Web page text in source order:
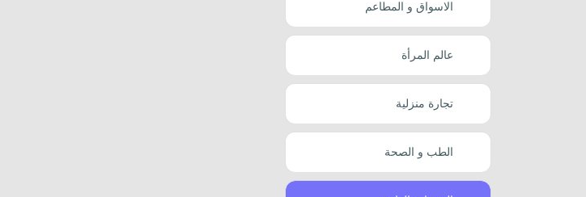
الاسواق و المطاعم
عالم المرأة
تجارة منزلية
الطب و الصحة